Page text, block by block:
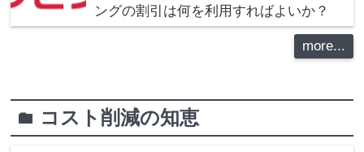
ングの割引は何を利用すればよいか？
more...
folder コスト削減の知恵